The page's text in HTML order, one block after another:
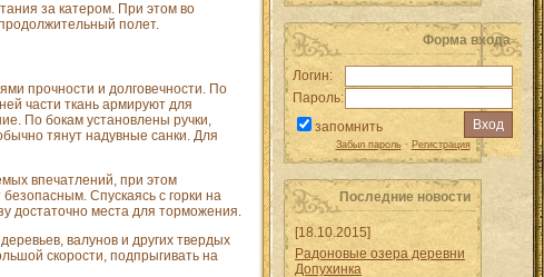
за катером. При этом во
полет.
прочности и долговечности. По
части ткань армируют для
По бокам установлены ручки,
тянут надувные санки. Для
впечатлений, при этом
Спускаясь с горки на
достаточно места для торможения.
валунов и других твердых
скорости, подпрыгивать на
Форма входа
Логин:
Пароль:
запомнить
Забыл пароль· Регистрация
Последние новости
[18.10.2015]
Радоновые озера деревни
Допухинка